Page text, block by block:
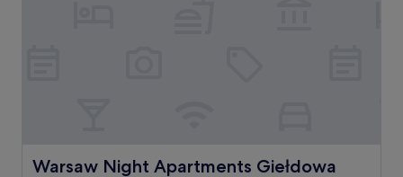
Warsaw Night Apartments Giełdowa
Warsaw Night Apartments Giełdowa